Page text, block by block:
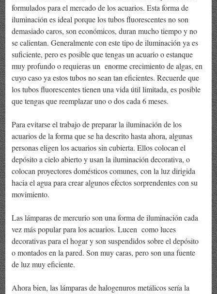
formulados para el mercado de los acuarios. Esta forma de
iluminación es ideal porque los tubos fluorescentes no son
demasiado caros, son económicos, duran mucho tiempo y no
se calientan. Generalmente con este tipo de iluminación ya es
suficiente, pero es posible que tengas un acuario o estanque
muy profundo o requieras un enorme crecimiento de algas, en
cuyo caso ya estos tubos no sean tan eficientes. Recuerde que
los tubos fluorescentes tienen una vida útil limitada, es posible
que tengas que reemplazar uno o dos cada 6 meses.
Para evitarse el trabajo de preparar la iluminación de los
acuarios de la forma que se ha descrito hasta ahora, algunas
personas eligen los acuarios sin cubierta. Ellos colocan el
depósito a cielo abierto y usan la iluminación decorativa, o
colocan proyectores domésticos comunes, con la luz dirigida
hacia el agua para crear algunos efectos sorprendentes con su
movimiento.
Las lámparas de mercurio son una forma de iluminación cada
vez más popular para los acuarios. Lucen como luces
decorativas para el hogar y son suspendidos sobre el depósito
o montados en la pared. Son muy caras, pero son una fuente
de luz muy eficiente.
Ahora bien, las lámparas de halogenuros metálicos sería la